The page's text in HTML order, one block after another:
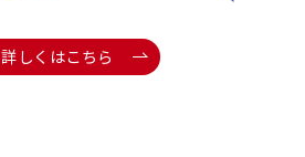
詳しくはこちら